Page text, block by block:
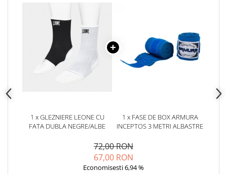
1 x GLEZNIERE LEONE CU
FATA DUBLA NEGRE/ALBE
1 x FASE DE BOX ARMURA
INCEPTOS 3 METRI ALBASTRE
72,00 RON
67,00 RON
Economisesti 6,94 %